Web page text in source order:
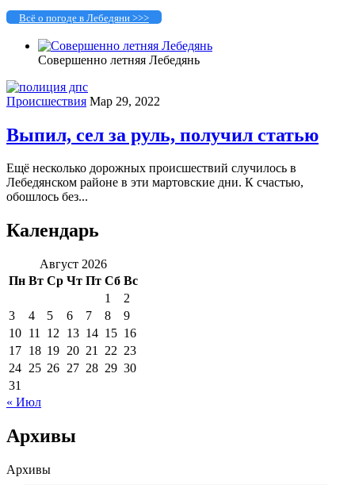
Всё о погоде в Лебедяни >>>
Совершенно летняя Лебедянь
Происшествия Мар 29, 2022
Выпил, сел за руль, получил статью
Ещё несколько дорожных происшествий случилось в
Лебедянском районе в эти мартовские дни. К счастью,
обошлось без...
Календарь
Август 2026
Пн Вт Ср Чт Пт Сб Вс
1
2
3
4 5 6 7 8
9
10 11 12 13 14 15 16
17 18 19 20 21 22 23
24 25 26 27 28 29 30
31
« Июл
Архивы
Архивы